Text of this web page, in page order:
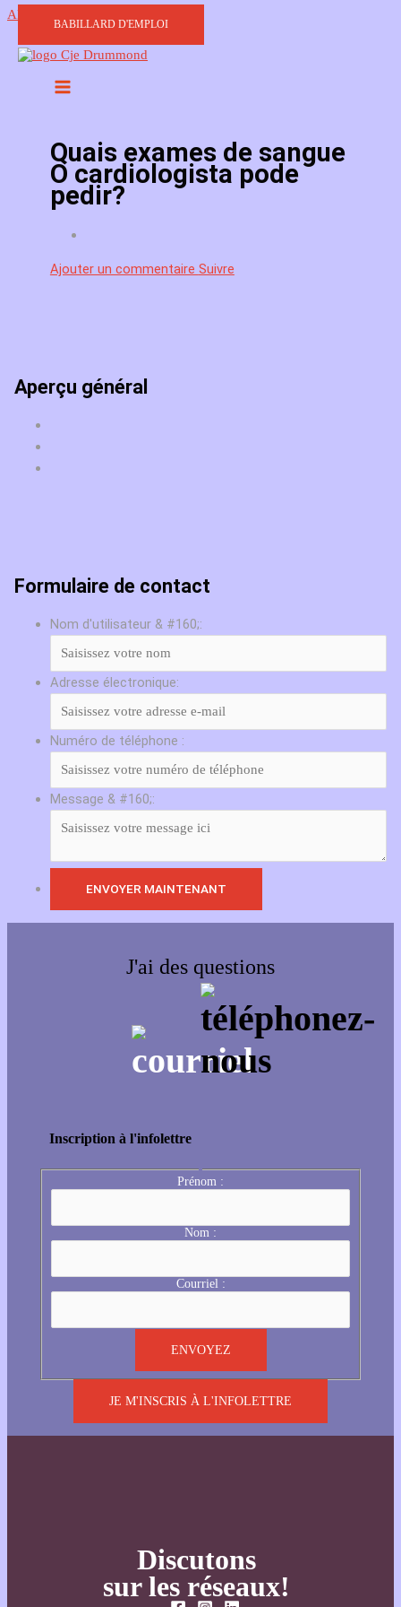
Aller au contenu
BABILLARD D'EMPLOI
Quais exames de sangue
O cardiologista pode
pedir?
Ajouter un commentaire Suivre
Aperçu général
Formulaire de contact
Nom d'utilisateur & #160;:
Adresse électronique:
Numéro de téléphone :
Message & #160;:
J'ai des questions
Inscription à l'infolettre
Prénom :
Nom :
Courriel :
JE M'INSCRIS À L'INFOLETTRE
Discutons
sur les réseaux!